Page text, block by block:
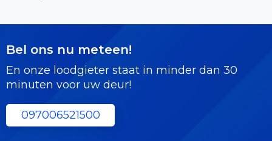
Bel ons nu meteen!
En onze loodgieter staat in minder dan 30
minuten voor uw deur!
097006521500